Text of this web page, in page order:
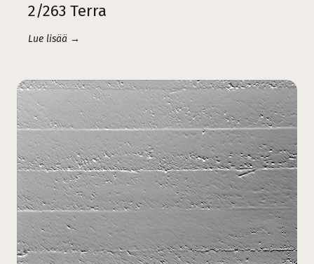
2/263 Terra
Lue lisää →